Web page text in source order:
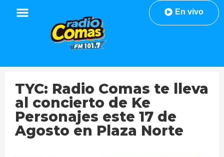
En vivo
TYC: Radio Comas te lleva
al concierto de Ke
Personajes este 17 de
Agosto en Plaza Norte